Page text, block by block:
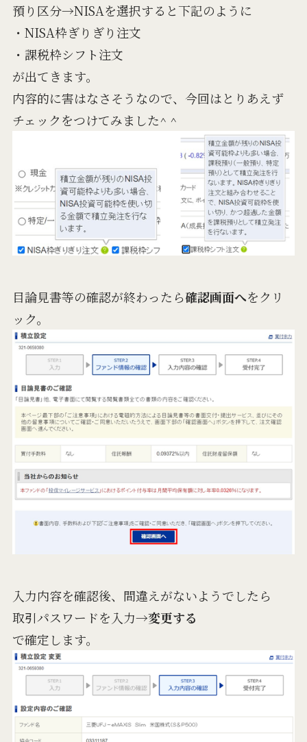
預り区分→NISAを選択すると下記のように
・NISA枠ぎりぎり注文
・課税枠シフト注文
が出てきます。
内容的に害はなさそうなので、今回はとりあえず
チェックをつけてみました^ ^
目論見書等の確認が終わったら確認画面へをクリ
ック。
入力内容を確認後、間違えがないようでしたら
取引パスワードを入力→変更する
で確定します。